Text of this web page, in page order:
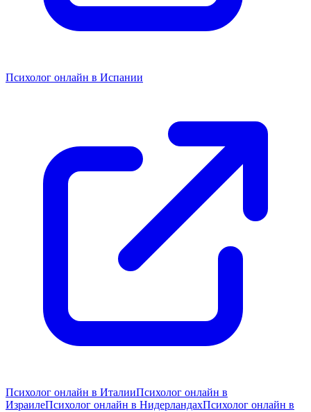
Психолог онлайн в Испании
Психолог онлайн в ИталииПсихолог онлайн в
ИзраилеПсихолог онлайн в НидерландахПсихолог онлайн в